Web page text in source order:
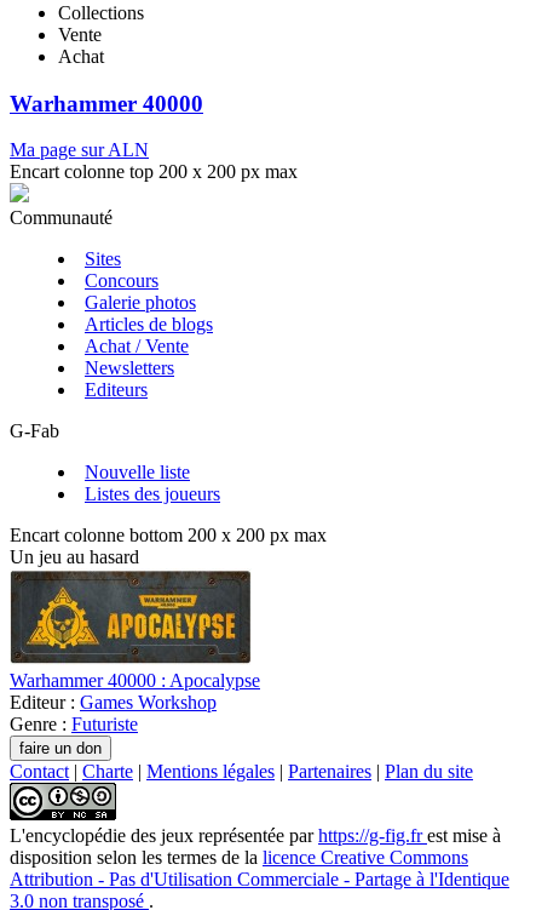
Collections
Vente
Achat
Warhammer 40000
Ma page sur ALN
Encart colonne top 200 x 200 px max
Communauté
Sites
Concours
Galerie photos
Articles de blogs
Achat / Vente
Newsletters
Editeurs
G-Fab
Nouvelle liste
Listes des joueurs
Encart colonne bottom 200 x 200 px max
Un jeu au hasard
Warhammer 40000 : Apocalypse
Editeur : Games Workshop
Genre : Futuriste
Contact | Charte | Mentions légales | Partenaires | Plan du site
L'encyclopédie des jeux représentée parhttps://g-fig.frest mise à
disposition selon les termes de la licence Creative Commons
Attribution - Pas d'Utilisation Commerciale - Partage à l'Identique
3.0 non transposé .